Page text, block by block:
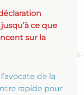
ce que
sur la
de la
rapide pour